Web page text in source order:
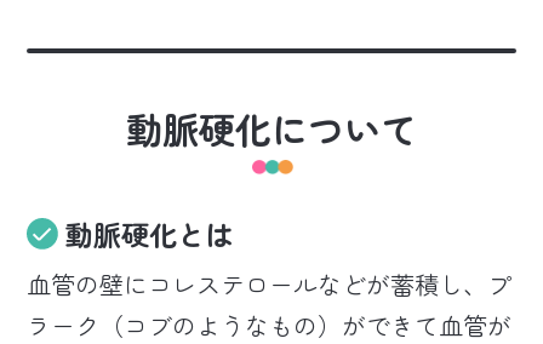
動脈硬化について
動脈硬化とは
血管の壁にコレステロールなどが蓄積し、プ
ラーク（コブのようなもの）ができて血管が